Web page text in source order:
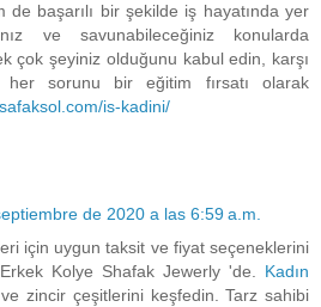
de başarılı bir şekilde iş hayatında yer
ve savunabileceğiniz konularda
çok şeyiniz olduğunu kabul edin, karşı
her sorunu bir eğitim fırsatı olarak
is-kadini/
de 2020 a las 6:59 a.m.
için uygun taksit ve fiyat seçeneklerini
Erkek Kolye Shafak Jewerly 'de. Kadın
zincir çeşitlerini keşfedin. Tarz sahibi